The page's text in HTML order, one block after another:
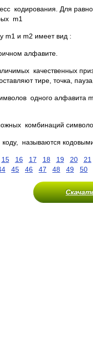
кодирования. Для
m1
m1 и m2 имеет вид :
алфавите.
качественных
тире, точка,
одного алфавита
комбинаций
называются
15 16 17 18 19 20 21
45 46 47 48 49 50